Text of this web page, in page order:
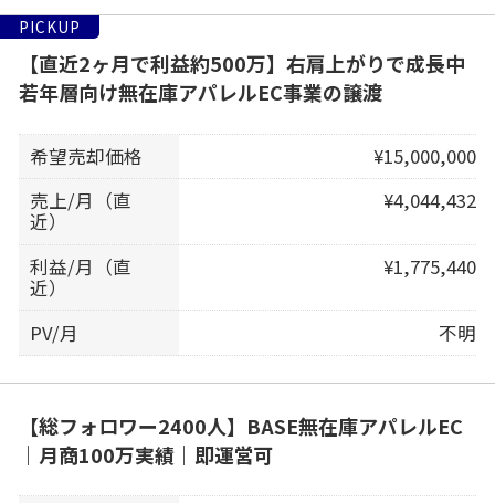
PICKUP
【直近2ヶ月で利益約500万】右肩上がりで成長中
若年層向け無在庫アパレルEC事業の譲渡
希望売却価格
¥15,000,000
売上/月（直
近）
¥4,044,432
利益/月（直
近）
¥1,775,440
PV/月 不明
【総フォロワー2400人】BASE無在庫アパレルEC
｜月商100万実績｜即運営可